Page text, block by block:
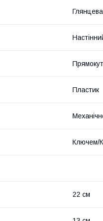
Глянцева
Пластик
Ключем/
22 см